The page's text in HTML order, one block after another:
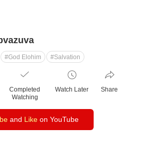
#God Elohim #Salvation
Completed
Watching
Watch Later Share
and Likeon YouTube